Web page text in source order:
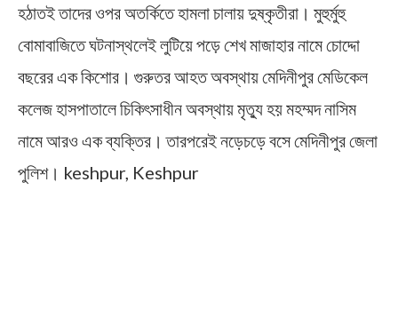
হঠাতই তাদের ওপর অতর্কিতে হামলা চালায় দুষ্কৃতীরা। মুহুর্মুহু
বোমাবাজিতে ঘটনাস্থলেই লুটিয়ে পড়ে শেখ মাজাহার নামে চোদ্দো
বছরের এক কিশোর। গুরুতর আহত অবস্থায় মেদিনীপুর মেডিকেল
কলেজ হাসপাতালে চিকিৎসাধীন অবস্থায় মৃত্যু হয় মহম্মদ নাসিম
নামে আরও এক ব্যক্তির। তারপরেই নড়েচড়ে বসে মেদিনীপুর জেলা
পুলিশ। keshpur, Keshpur